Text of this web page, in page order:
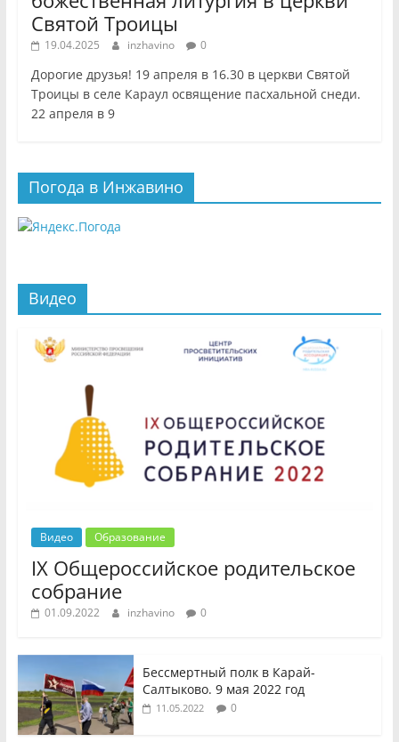
Святой Троицы
19.04.2025 inzhavino 0
Дорогие друзья! 19 апреля в 16.30 в церкви Святой
Троицы в селе Караул освящение пасхальной снеди.
22 апреля в 9
Погода в Инжавино
Видео
Видео Образование
IX Общероссийское родительское
собрание
01.09.2022 inzhavino 0
Бессмертный полк в Карай-
Салтыково. 9 мая 2022 год
11.05.2022 0